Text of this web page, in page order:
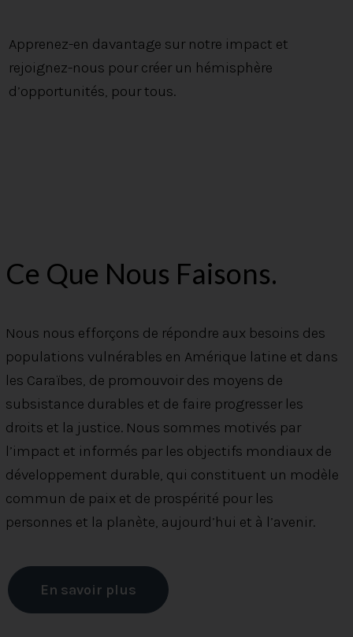
Apprenez-en davantage sur notre impact et
rejoignez-nous pour créer un hémisphère
d’opportunités, pour tous.
Ce Que Nous Faisons.
Nous nous efforçons de répondre aux besoins des
populations vulnérables en Amérique latine et dans
les Caraïbes, de promouvoir des moyens de
subsistance durables et de faire progresser les
droits et la justice. Nous sommes motivés par
l’impact et informés par les objectifs mondiaux de
développement durable, qui constituent un modèle
commun de paix et de prospérité pour les
personnes et la planète, aujourd’hui et à l’avenir.
En savoir plus